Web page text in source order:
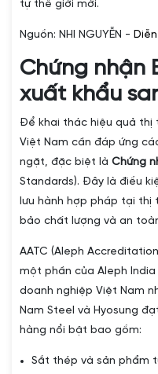
tự thế giới mới.
Nguồn: NHI NGUYỄN -
Chứng nhận
xuất khẩu
Để khai thác hiệu quả thị
Việt Nam cần đáp ứng
ngặt, đặc biệt là Chứng
Standards). Đây là điều
lưu hành hợp pháp tại thị
bảo chất lượng và an
AATC (Aleph
một phần của Aleph
doanh nghiệp Việt Nam
Nam Steel và Hyosung
hàng nổi bật bao gồm:
Sắt thép và sản phẩm